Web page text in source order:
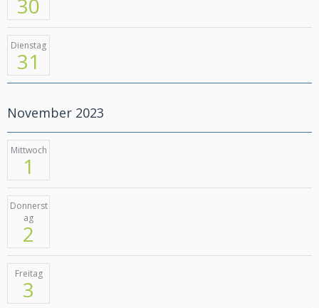
30
Dienstag
31
November 2023
Mittwoch
1
Donnerst
ag
2
Freitag
3